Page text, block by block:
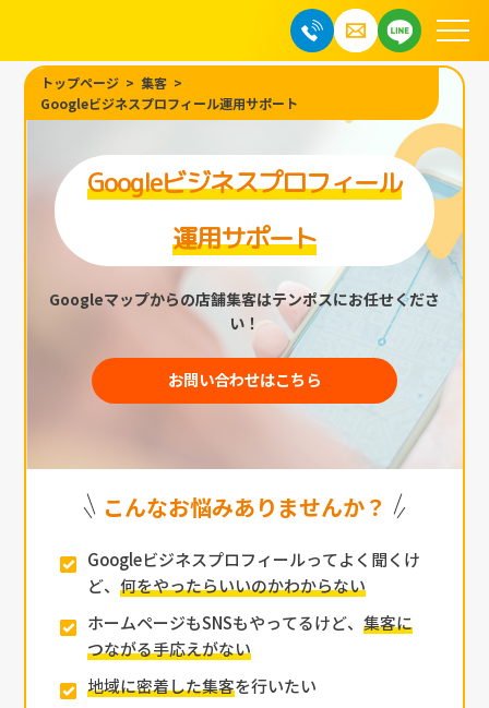
トップページ
集客
Googleビジネスプロフィール運用サポート
Googleビジネスプロフィール
運用サポート
Googleマップからの店舗集客はテンポスにお任せくださ
い！
お問い合わせはこちら
こんなお悩みありませんか？
Googleビジネスプロフィールってよく聞くけ
ど、何をやったらいいのかわからない
ホームページもSNSもやってるけど、集客に
つながる手応えがない
地域に密着した集客を行いたい